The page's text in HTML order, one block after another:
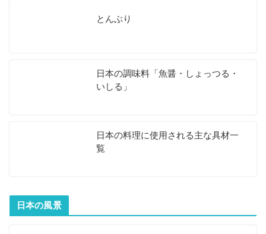
とんぶり
日本の調味料「魚醤・しょっつる・
いしる」
日本の料理に使用される主な具材一
覧
日本の風景